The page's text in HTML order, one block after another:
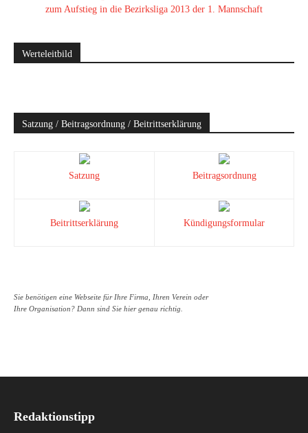
zum Aufstieg in die Bezirksliga 2013 der 1. Mannschaft
Werteleitbild
Satzung / Beitragsordnung / Beitrittserklärung
Satzung Beitragsordnung
Beitrittserklärung Kündigungsformular
Sie benötigen eine Webseite für Ihre Firma, Ihren Verein oder
Ihre Organisation? Dann sind Sie hier genau richtig.
Redaktionstipp